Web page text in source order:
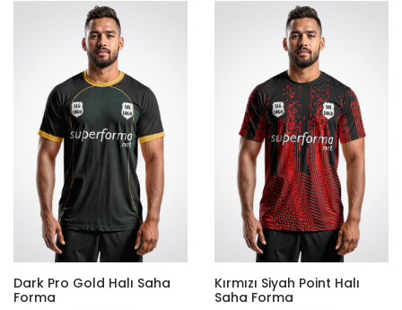
Dark Pro Gold Halı Saha
Forma
Kırmızı Siyah Point Halı
Saha Forma